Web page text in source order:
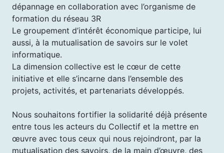
dépannage en collaboration avec l’organisme de
formation du réseau 3R
Le groupement d’intérêt économique participe, lui
aussi, à la mutualisation de savoirs sur le volet
informatique.
La dimension collective est le cœur de cette
initiative et elle s’incarne dans l’ensemble des
projets, activités, et partenariats développés.
Nous souhaitons fortifier la solidarité déjà présente
entre tous les acteurs du Collectif et la mettre en
œuvre avec tous ceux qui nous rejoindront, par la
mutualisation des savoirs, de la main d’œuvre, des